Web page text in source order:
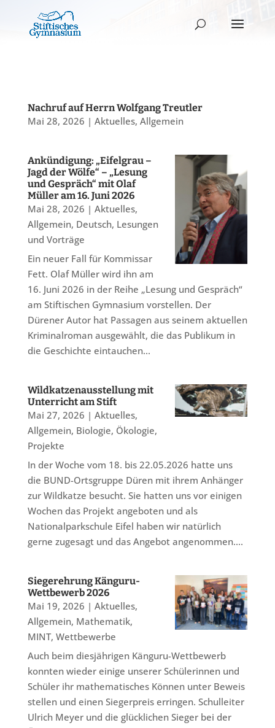
Nachruf auf Herrn Wolfgang Treutler
Mai 28, 2026 | Aktuelles, Allgemein
Ankündigung: „Eifelgrau –
Jagd der Wölfe“ – „Lesung
und Gespräch“ mit Olaf
Müller am 16. Juni 2026
Mai 28, 2026 | Aktuelles,
Allgemein, Deutsch, Lesungen
und Vorträge
Ein neuer Fall für Kommissar
Fett. Olaf Müller wird ihn am
16. Juni 2026 in der Reihe „Lesung und Gespräch“
am Stiftischen Gymnasium vorstellen. Der
Dürener Autor hat Passagen aus seinem aktuellen
Kriminalroman ausgewählt, die das Publikum in
die Geschichte eintauchen...
Wildkatzenausstellung mit
Unterricht am Stift
Mai 27, 2026 | Aktuelles,
Allgemein, Biologie, Ökologie,
Projekte
In der Woche vom 18. bis 22.05.2026 hatte uns
die BUND-Ortsgruppe Düren mit ihrem Anhänger
zur Wildkatze besucht. Sie hatten uns vor einigen
Wochen das Projekt angeboten und als
Nationalparkschule Eifel haben wir natürlich
gerne zugesagt und das Angebot angenommen....
Siegerehrung Känguru-
Wettbewerb 2026
Mai 19, 2026 | Aktuelles,
Allgemein, Mathematik,
MINT, Wettbewerbe
Auch beim diesjährigen Känguru-Wettbewerb
konnten wieder einige unserer Schülerinnen und
Schüler ihr mathematisches Können unter Beweis
stellen und einen Siegerpreis erringen. Schulleiter
Ulrich Meyer und die glücklichen Sieger bei der